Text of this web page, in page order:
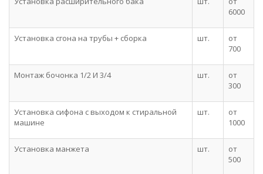
6000
Установка сгона на трубы + сборка шт.
от
700
Монтаж бочонка 1/2 И 3/4 шт.
от
300
Установка сифона с выходом к стиральной
машине
шт.
от
1000
Установка манжета шт.
от
500